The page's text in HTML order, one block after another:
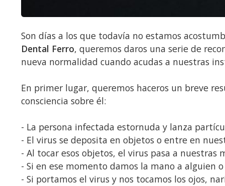
Son días a los que todavía no estamos
Dental Ferro, queremos daros una serie de
nueva normalidad cuando acudas a nuestras
En primer lugar, queremos haceros un breve
consciencia sobre él:
- La persona infectada estornuda y lanza
- El virus se deposita en objetos o entre en
- Al tocar esos objetos, el virus pasa a nuestras
- Si en ese momento damos la mano a alguien
- Si portamos el virus y nos tocamos los ojos,